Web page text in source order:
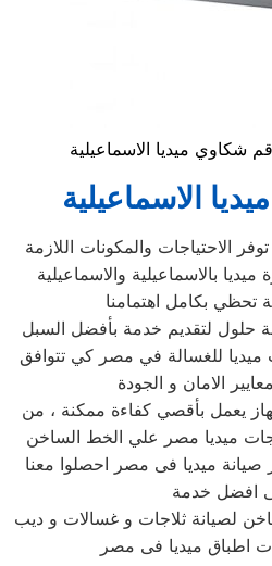
شكاوي ميديا الاسماعيلية
الاسماعيلية
الاحتياجات والمكونات اللازمة
بالاسماعيلية والاسماعيلية
حلول لتقديم خدمة بأفضل السبل
ميديا للغسالة في مصر كي تتوافق
يعمل بأقصي كفاءة ممكنة ، من
ميديا فى مصر احصلوا معنا
افضل خدمة
لصيانة ثلاجات و غسالات و ديب
اطباق ميديا فى مصر